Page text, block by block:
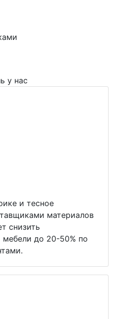
у нас
и тесное
материалов
снизить
до 20-50% по